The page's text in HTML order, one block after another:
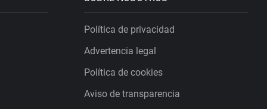
Política de privacidad
Advertencia legal
Política de cookies
Aviso de transparencia